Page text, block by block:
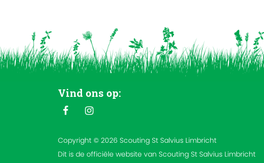
Vind ons op:
Copyright © 2026 Scouting St Salvius Limbricht
Dit is de officiële website van Scouting St Salvius Limbricht